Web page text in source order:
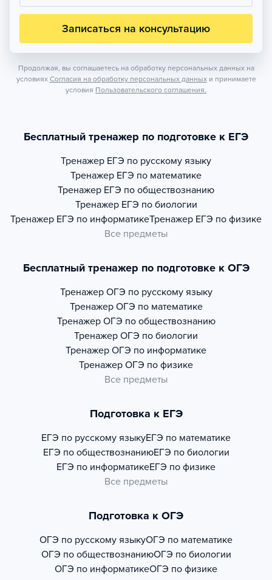
Записаться на консультацию
Продолжая, вы соглашаетесь на обработку персональных данных на
условиях Согласия на обработку персональных данных и принимаете
условия Пользовательского соглашения.
Бесплатный тренажер по подготовке к ЕГЭ
Тренажер ЕГЭ по русскому языку
Тренажер ЕГЭ по математике
Тренажер ЕГЭ по обществознанию
Тренажер ЕГЭ по биологии
Тренажер ЕГЭ по информатикеТренажер ЕГЭ по физике
Все предметы
Бесплатный тренажер по подготовке к ОГЭ
Тренажер ОГЭ по русскому языку
Тренажер ОГЭ по математике
Тренажер ОГЭ по обществознанию
Тренажер ОГЭ по биологии
Тренажер ОГЭ по информатике
Тренажер ОГЭ по физике
Все предметы
Подготовка к ЕГЭ
ЕГЭ по русскому языкуЕГЭ по математике
ЕГЭ по обществознаниюЕГЭ по биологии
ЕГЭ по информатикеЕГЭ по физике
Все предметы
Подготовка к ОГЭ
ОГЭ по русскому языкуОГЭ по математике
ОГЭ по обществознаниюОГЭ по биологии
ОГЭ по информатикеОГЭ по физике